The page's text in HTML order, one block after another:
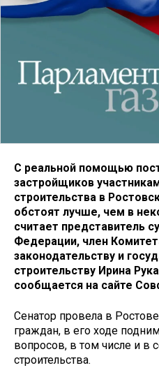
С реальной помощью
застройщиков
строительства в
обстоят лучше, чем в
считает представитель
Федерации, член
законодательству и
строительству Ирина
сообщается на сайте
Сенатор провела в
граждан, в его ходе
вопросов, в том числе и в
строительства.